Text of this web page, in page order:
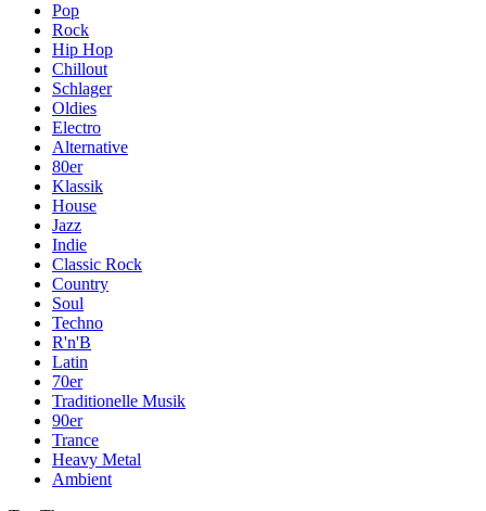
Pop
Rock
Hip Hop
Chillout
Schlager
Oldies
Electro
Alternative
80er
Klassik
House
Jazz
Indie
Classic Rock
Country
Soul
Techno
R'n'B
Latin
70er
Traditionelle Musik
90er
Trance
Heavy Metal
Ambient